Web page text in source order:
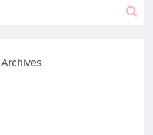
Archives